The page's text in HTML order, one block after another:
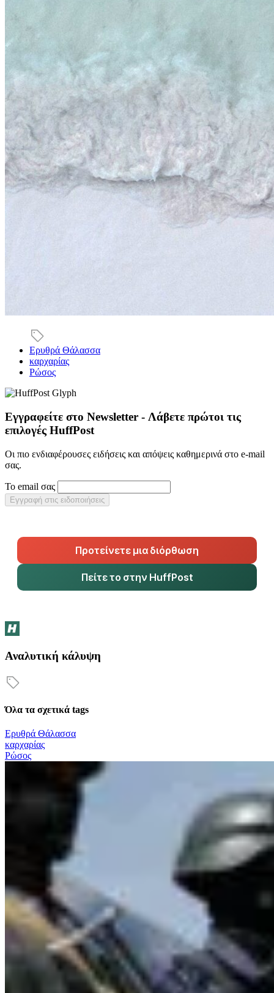
Ερυθρά Θάλασσα
καρχαρίας
Ρώσος
Εγγραφείτε στο Newsletter - Λάβετε πρώτοι τις
επιλογές HuffPost
Οι πιο ενδιαφέρουσες ειδήσεις και απόψεις καθημερινά στο e-mail
σας.
Το email σας
Εγγραφή στις ειδοποιήσεις
Προτείνετε μια διόρθωση
Πείτε το στην HuffPost
Αναλυτική κάλυψη
Όλα τα σχετικά tags
Ερυθρά Θάλασσα
καρχαρίας
Ρώσος